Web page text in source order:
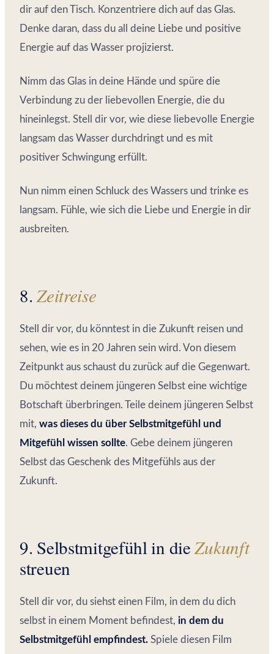
dir auf den Tisch. Konzentriere dich auf das Glas.
Denke daran, dass du all deine Liebe und positive
Energie auf das Wasser projizierst.
Nimm das Glas in deine Hände und spüre die
Verbindung zu der liebevollen Energie, die du
hineinlegst. Stell dir vor, wie diese liebevolle Energie
langsam das Wasser durchdringt und es mit
positiver Schwingung erfüllt.
Nun nimm einen Schluck des Wassers und trinke es
langsam. Fühle, wie sich die Liebe und Energie in dir
ausbreiten.
8.Zeitreise
Stell dir vor, du könntest in die Zukunft reisen und
sehen, wie es in 20 Jahren sein wird. Von diesem
Zeitpunkt aus schaust du zurück auf die Gegenwart.
Du möchtest deinem jüngeren Selbst eine wichtige
Botschaft überbringen. Teile deinem jüngeren Selbst
mit, was dieses du über Selbstmitgefühl und
Mitgefühl wissen sollte. Gebe deinem jüngeren
Selbst das Geschenk des Mitgefühls aus der
Zukunft.
9. Selbstmitgefühl in dieZukunft
streuen
Stell dir vor, du siehst einen Film, in dem du dich
selbst in einem Moment befindest, in dem du
Selbstmitgefühl empfindest. Spiele diesen Film